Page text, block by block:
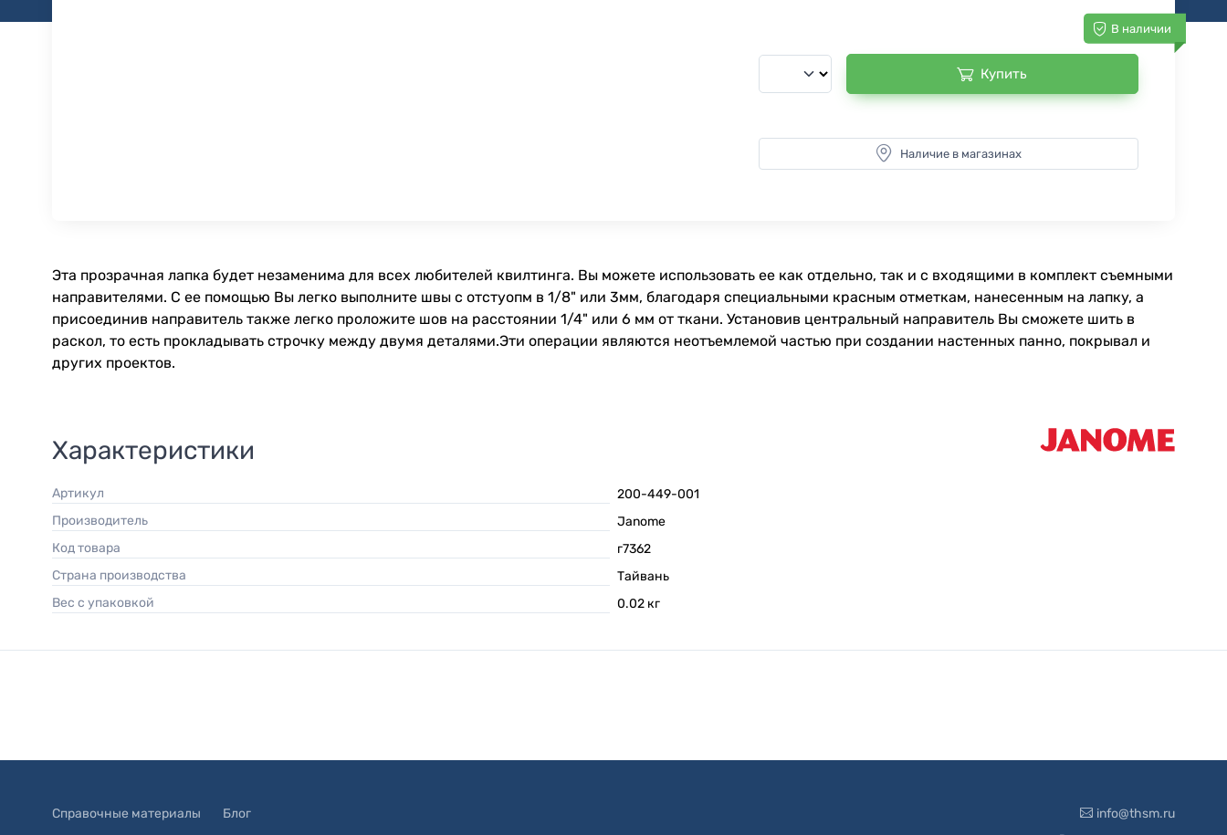
В наличии
Купить
Наличие в магазинах
Эта прозрачная лапка будет незаменима для всех любителей квилтинга. Вы можете использовать ее как отдельно, так и с входящими в комплект съемными
направителями. С ее помощью Вы легко выполните швы с отстуопм в 1/8" или 3мм, благодаря специальными красным отметкам, нанесенным на лапку, а
присоединив направитель также легко проложите шов на расстоянии 1/4" или 6 мм от ткани. Установив центральный направитель Вы сможете шить в
раскол, то есть прокладывать строчку между двумя деталями.Эти операции являются неотъемлемой частью при создании настенных панно, покрывал и
других проектов.
Характеристики
Артикул
200-449-001
Производитель
Janome
Код товара
г7362
Страна производства
Тайвань
Вес с упаковкой
0.02 кг
Справочные материалы Блог info@thsm.ru